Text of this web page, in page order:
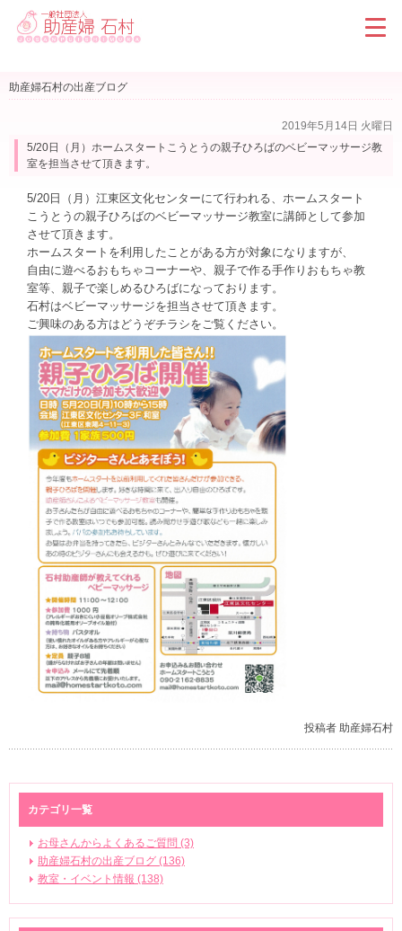
助産婦石村の出産ブログ
2019年5月14日 火曜日
5/20日（月）ホームスタートこうとうの親子ひろばのベビーマッサージ教
室を担当させて頂きます。
5/20日（月）江東区文化センターにて行われる、ホームスタート
こうとうの親子ひろばのベビーマッサージ教室に講師として参加
させて頂きます。
ホームスタートを利用したことがある方が対象になりますが、
自由に遊べるおもちゃコーナーや、親子で作る手作りおもちゃ教
室等、親子で楽しめるひろばになっております。
石村はベビーマッサージを担当させて頂きます。
ご興味のある方はどうぞチラシをご覧ください。
投稿者 助産婦石村
カテゴリ一覧
お母さんからよくあるご質問 (3)
助産婦石村の出産ブログ (136)
教室・イベント情報 (138)